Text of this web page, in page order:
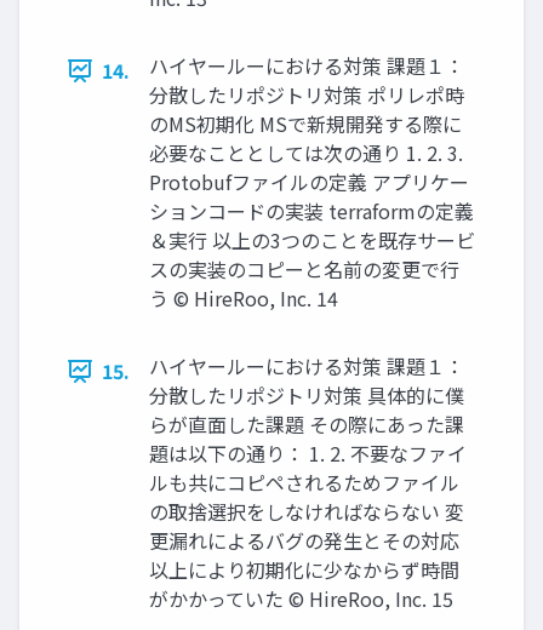
14.
ハイヤールーにおける対策 課題１：
分散したリポジトリ対策 ポリレポ時
のMS初期化 MSで新規開発する際に
必要なこととしては次の通り 1. 2. 3.
Protobufファイルの定義 アプリケー
ションコードの実装 terraformの定義
＆実行 以上の3つのことを既存サービ
スの実装のコピーと名前の変更で行
う © HireRoo, Inc. 14
15.
ハイヤールーにおける対策 課題１：
分散したリポジトリ対策 具体的に僕
らが直面した課題 その際にあった課
題は以下の通り： 1. 2. 不要なファイ
ルも共にコピペされるためファイル
の取捨選択をしなければならない 変
更漏れによるバグの発生とその対応
以上により初期化に少なからず時間
がかかっていた © HireRoo, Inc. 15